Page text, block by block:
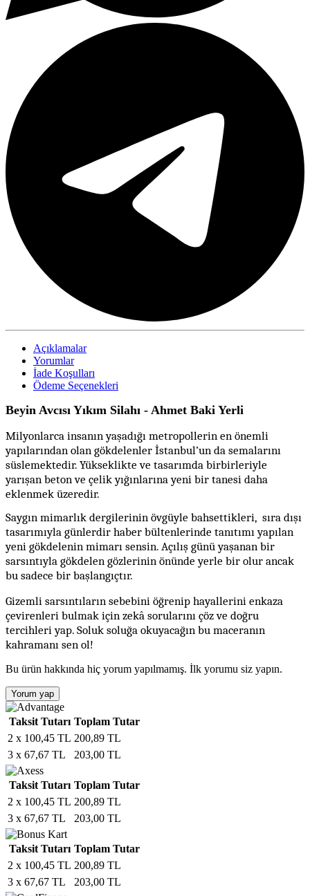
Açıklamalar
Yorumlar
İade Koşulları
Ödeme Seçenekleri
Beyin Avcısı Yıkım Silahı - Ahmet Baki Yerli
Milyonlarca insanın yaşadığı metropollerin en önemli
yapılarından olan gökdelenler İstanbul’un da semalarını
süslemektedir. Yükseklikte ve tasarımda birbirleriyle
yarışan beton ve çelik yığınlarına yeni bir tanesi daha
eklenmek üzeredir.
Saygın mimarlık dergilerinin övgüyle bahsettikleri, sıra dışı
tasarımıyla günlerdir haber bültenlerinde tanıtımı yapılan
yeni gökdelenin mimarı sensin. Açılış günü yaşanan bir
sarsıntıyla gökdelen gözlerinin önünde yerle bir olur ancak
bu sadece bir başlangıçtır.
Gizemli sarsıntıların sebebini öğrenip hayallerini enkaza
çevirenleri bulmak için zekâ sorularını çöz ve doğru
tercihleri yap. Soluk soluğa okuyacağın bu maceranın
kahramanı sen ol!
Bu ürün hakkında hiç yorum yapılmamış. İlk yorumu siz yapın.
Yorum yap
Taksit Tutarı Toplam Tutar
2 x 100,45 TL 200,89 TL
3 x 67,67 TL
203,00 TL
Taksit Tutarı Toplam Tutar
2 x 100,45 TL 200,89 TL
3 x 67,67 TL
203,00 TL
Taksit Tutarı Toplam Tutar
2 x 100,45 TL 200,89 TL
3 x 67,67 TL
203,00 TL